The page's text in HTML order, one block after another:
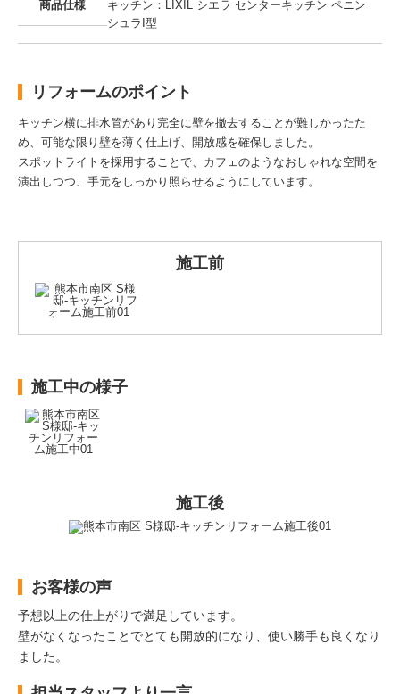
商品仕様
キッチン：LIXIL シエラ センターキッチン ペニン
シュラI型
リフォームのポイント
キッチン横に排水管があり完全に壁を撤去することが難しかったた
め、可能な限り壁を薄く仕上げ、開放感を確保しました。
スポットライトを採用することで、カフェのようなおしゃれな空間を
演出しつつ、手元をしっかり照らせるようにしています。
施工前
施工中の様子
施工後
お客様の声
予想以上の仕上がりで満足しています。
壁がなくなったことでとても開放的になり、使い勝手も良くなり
ました。